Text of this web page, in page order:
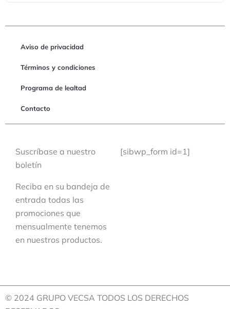
Aviso de privacidad
Términos y condiciones
Programa de lealtad
Contacto
Suscríbase a nuestro
boletín
Reciba en su bandeja de
entrada todas las
promociones que
mensualmente tenemos
en nuestros productos.
[sibwp_form id=1]
© 2024 GRUPO VECSA TODOS LOS DERECHOS